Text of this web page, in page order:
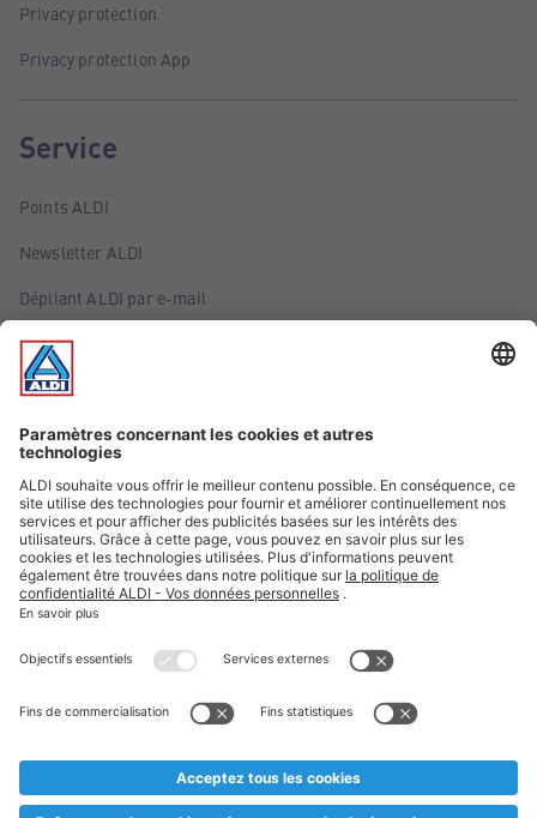
Privacy protection
Privacy protection App
Service
Points ALDI
Newsletter ALDI
Dépliant ALDI par e-mail
Offres
Infos essentielles
Suivez ALDI Belgique
Textes marqués d'un astérisque et mentions légales
* Nous vendons ces articles temporairement et jusqu'à
au cas où, malgré le planning bien étudié, nous serions
prématurément en rupture de stock. Prix Recupel et TVA incl.
** Sur ce site, l’utilisation de la forme masculine a été adoptée